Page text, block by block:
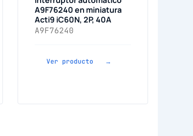
A9F76240 en miniatura
Acti9 iC60N, 2P, 40A
A9F76240
Ver producto →